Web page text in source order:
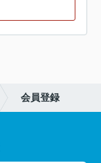
会員登録